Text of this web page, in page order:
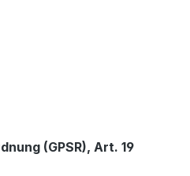
(GPSR), Art. 19